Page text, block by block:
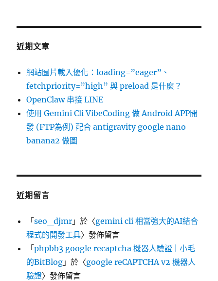
近期文章
網站圖片載入優化：loading=”eager”、
fetchpriority=”high” 與 preload 是什麼？
OpenClaw 串接 LINE
使用 Gemini Cli VibeCoding 做 Android APP開
發 (FTP為例) 配合 antigravity google nano
banana2 做圖
近期留言
「seo_djmr 」於〈gemini cli 相當強大的AI結合
程式的開發工具〉發佈留言
「phpbb3 google recaptcha 機器人驗證 | 小毛
的BitBlog 」於〈google reCAPTCHA v2 機器人
驗證〉發佈留言